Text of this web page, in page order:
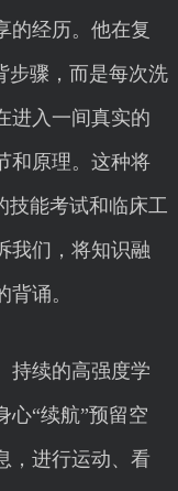
的经历。他在复
步骤，而是每次洗
进入一间真实的
和原理。这种将
技能考试和临床工
我们，将知识融
诵。
持续的高强度学
心“续航”预留空
，进行运动、看